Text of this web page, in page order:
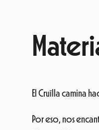
El Cruïlla camina
Por eso, nos